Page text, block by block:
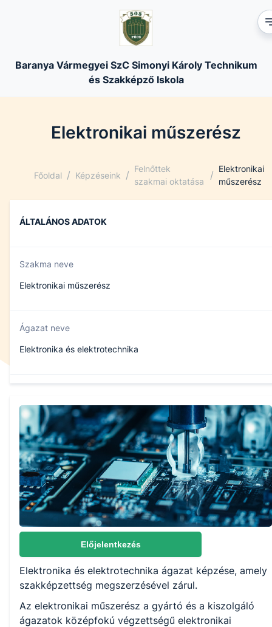
Baranya Vármegyei SzC Simonyi Károly Technikum
és Szakképző Iskola
Elektronikai műszerész
Főoldal / Képzéseink /
Felnőttek
szakmai oktatása
/
Elektronikai
műszerész
ÁLTALÁNOS ADATOK
Szakma neve
Elektronikai műszerész
Ágazat neve
Elektronika és elektrotechnika
407130402
Képzés időtartama
3 év
Választható szakmairányok:
Nem válaszható
KKK/PTT
PTT letöltése (pdf)
Előjelentkezés
Elektronika és elektrotechnika ágazat képzése, amely
szakképzettség megszerzésével zárul.
Az elektronikai műszerész a gyártó és a kiszolgáló
ágazatok középfokú végzettségű elektronikai